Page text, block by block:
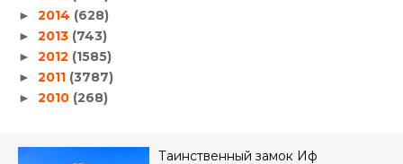
► 2014 (628)
► 2013 (743)
► 2012 (1585)
► 2011 (3787)
► 2010 (268)
Таинственный замок Иф